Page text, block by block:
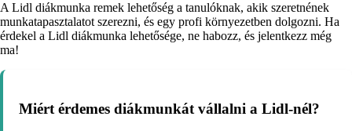
A Lidl diákmunka remek lehetőség a tanulóknak, akik szeretnének
munkatapasztalatot szerezni, és egy profi környezetben dolgozni. Ha
érdekel a Lidl diákmunka lehetősége, ne habozz, és jelentkezz még
ma!
Miért érdemes diákmunkát vállalni a Lidl-nél?